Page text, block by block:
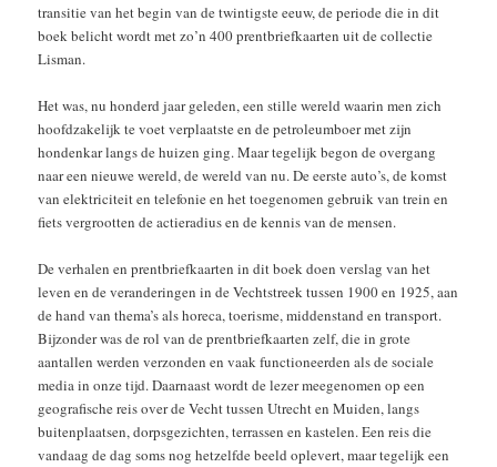
transitie van het begin van de twintigste eeuw, de periode die in dit
boek belicht wordt met zo’n 400 prentbriefkaarten uit de collectie
Lisman.
Het was, nu honderd jaar geleden, een stille wereld waarin men zich
hoofdzakelijk te voet verplaatste en de petroleumboer met zijn
hondenkar langs de huizen ging. Maar tegelijk begon de overgang
naar een nieuwe wereld, de wereld van nu. De eerste auto’s, de komst
van elektriciteit en telefonie en het toegenomen gebruik van trein en
fiets vergrootten de actieradius en de kennis van de mensen.
De verhalen en prentbriefkaarten in dit boek doen verslag van het
leven en de veranderingen in de Vechtstreek tussen 1900 en 1925, aan
de hand van thema’s als horeca, toerisme, middenstand en transport.
Bijzonder was de rol van de prentbriefkaarten zelf, die in grote
aantallen werden verzonden en vaak functioneerden als de sociale
media in onze tijd. Daarnaast wordt de lezer meegenomen op een
geografische reis over de Vecht tussen Utrecht en Muiden, langs
buitenplaatsen, dorpsgezichten, terrassen en kastelen. Een reis die
vandaag de dag soms nog hetzelfde beeld oplevert, maar tegelijk een